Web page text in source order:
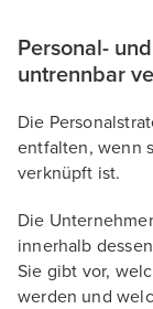
Personal-
untrennbar
Die
entfalten, wenn
verknüpft ist.
Die
innerhalb
Sie gibt vor,
werden und